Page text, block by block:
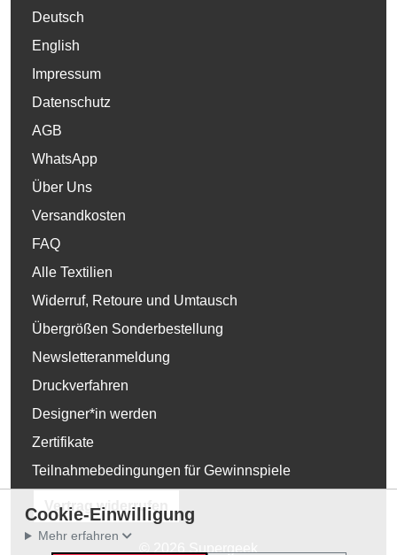
Deutsch
English
Impressum
Datenschutz
AGB
WhatsApp
Über Uns
Versandkosten
FAQ
Alle Textilien
Widerruf, Retoure und Umtausch
Übergrößen Sonderbestellung
Newsletteranmeldung
Druckverfahren
Designer*in werden
Zertifikate
Teilnahmebedingungen für Gewinnspiele
Vertrag widerrufen
Cookie-Einwilligung
Mehr erfahren